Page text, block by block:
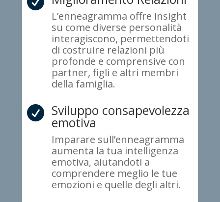
L’enneagramma offre insight
su come diverse personalità
interagiscono, permettendoti
di costruire relazioni più
profonde e comprensive con
partner, figli e altri membri
della famiglia.
 Sviluppo consapevolezza
emotiva
Imparare sull’enneagramma
aumenta la tua intelligenza
emotiva, aiutandoti a
comprendere meglio le tue
emozioni e quelle degli altri.